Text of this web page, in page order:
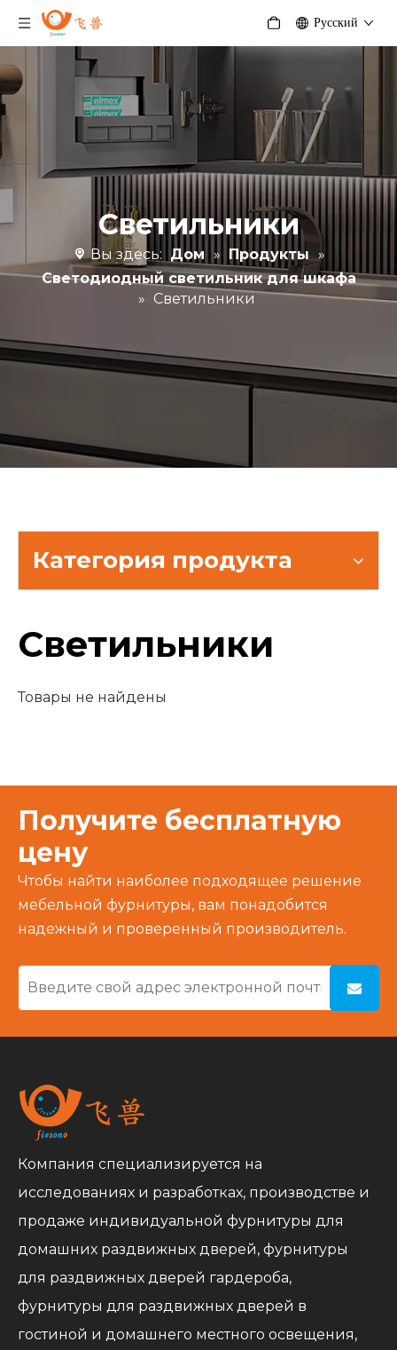
Pусский
Светильники
Вы здесь: Дом » Продукты »
Светодиодный светильник для шкафа
» Светильники
Категория продукта
Светильники
Товары не найдены
Получите бесплатную
цену
Чтобы найти наиболее подходящее решение
мебельной фурнитуры, вам понадобится
надежный и проверенный производитель.
Компания специализируется на
исследованиях и разработках, производстве и
продаже индивидуальной фурнитуры для
домашних раздвижных дверей, фурнитуры
для раздвижных дверей гардероба,
фурнитуры для раздвижных дверей в
гостиной и домашнего местного освещения,